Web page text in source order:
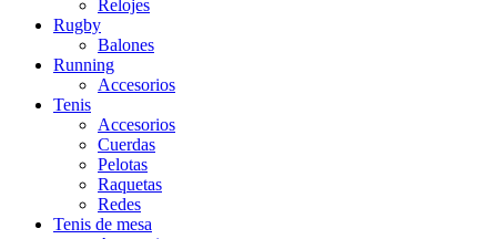
Relojes
Rugby
Balones
Running
Accesorios
Tenis
Accesorios
Cuerdas
Pelotas
Raquetas
Redes
Tenis de mesa